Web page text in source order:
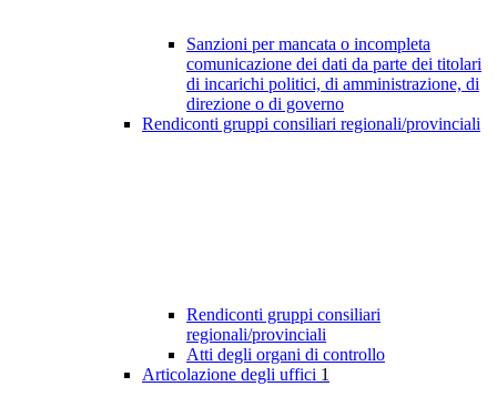
Sanzioni per mancata o incompleta
comunicazione dei dati da parte dei titolari
di incarichi politici, di amministrazione, di
direzione o di governo
Rendiconti gruppi consiliari regionali/provinciali
Rendiconti gruppi consiliari
regionali/provinciali
Atti degli organi di controllo
Articolazione degli uffici 1